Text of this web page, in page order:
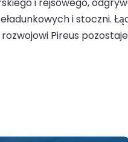
i stoczni.
rozwojowi Pireus